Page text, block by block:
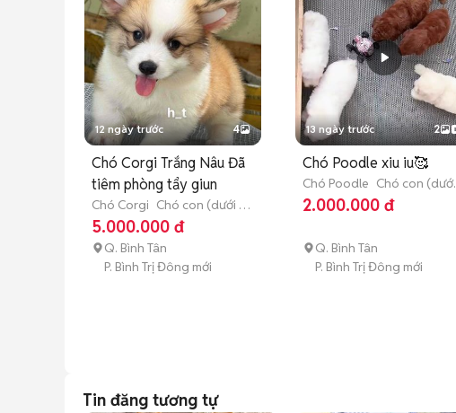
12 ngày trước 4
Chó Corgi Trắng Nâu Đã
tiêm phòng tẩy giun
Chó Corgi Chó con (dưới 3
tháng tuổi)
5.000.000 đ
Q. Bình Tân
P. Bình Trị Đông mới
13 ngày trước 2
Chó Poodle xiu iu🥰
Chó Poodle Chó con (dưới
3 tháng tuổi)
2.000.000 đ
Q. Bình Tân
P. Bình Trị Đông mới
Tin đăng tương tự